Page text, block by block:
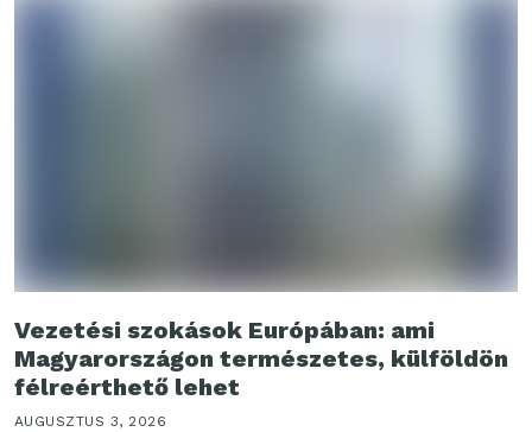
Vezetési szokások Európában: ami
Magyarországon természetes, külföldön
félreérthető lehet
AUGUSZTUS 3, 2026